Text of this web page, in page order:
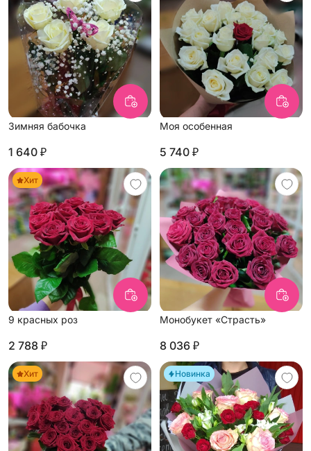
Зимняя бабочка
1 640 ₽
Моя особенная
5 740 ₽
Хит
9 красных роз
2 788 ₽
Монобукет «Страсть»
8 036 ₽
Хит Новинка